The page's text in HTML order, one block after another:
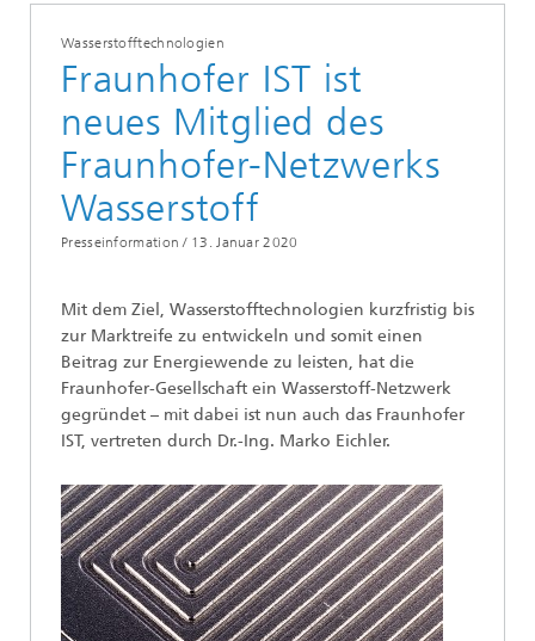
Wasserstofftechnologien
Fraunhofer IST ist
neues Mitglied des
Fraunhofer-Netzwerks
Wasserstoff
Presseinformation / 13. Januar 2020
Mit dem Ziel, Wasserstofftechnologien kurzfristig bis
zur Marktreife zu entwickeln und somit einen
Beitrag zur Energiewende zu leisten, hat die
Fraunhofer-Gesellschaft ein Wasserstoff-Netzwerk
gegründet – mit dabei ist nun auch das Fraunhofer
IST, vertreten durch Dr.-Ing. Marko Eichler.